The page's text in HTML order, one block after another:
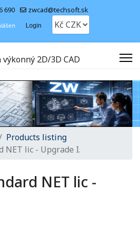
690 zwcad@techsoft.sk
Login
výkonný 2D/3D CAD
Products listing
NET lic - Upgrade I.
NET lic -